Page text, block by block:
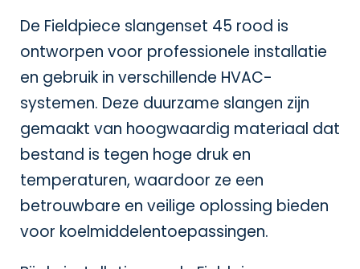
De Fieldpiece slangenset 45 rood is
ontworpen voor professionele installatie
en gebruik in verschillende HVAC-
systemen. Deze duurzame slangen zijn
gemaakt van hoogwaardig materiaal dat
bestand is tegen hoge druk en
temperaturen, waardoor ze een
betrouwbare en veilige oplossing bieden
voor koelmiddelentoepassingen.